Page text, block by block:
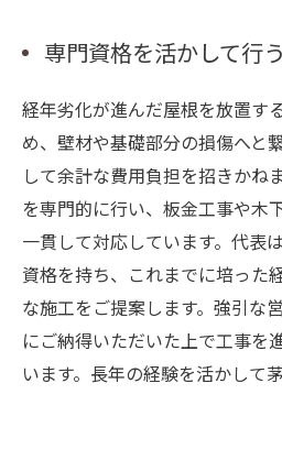
専門資格を活かして行
経年劣化が進んだ屋根を放置す
め、壁材や基礎部分の損傷へと
して余計な費用負担を招きかね
を専門的に行い、板金工事や木
一貫して対応しています。代表
資格を持ち、これまでに培った
な施工をご提案します。強引な
にご納得いただいた上で工事を
います。長年の経験を活かして